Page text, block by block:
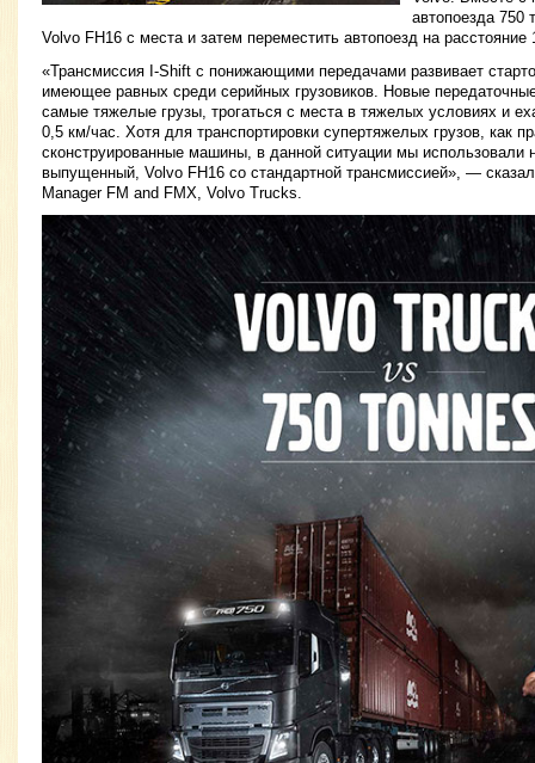
автопоезда 750
Volvo FH16 с места и затем переместить автопоезд на расстояние
«Трансмиссия I-Shift с понижающими передачами развивает
имеющее равных среди серийных грузовиков. Новые
самые тяжелые грузы, трогаться с места в тяжелых условиях и
0,5 км/час. Хотя для транспортировки супертяжелых грузов, как
сконструированные машины, в данной ситуации мы использовали
выпущенный, Volvo FH16 со стандартной трансмиссией», —
Manager FM and FMX, Volvo Trucks.